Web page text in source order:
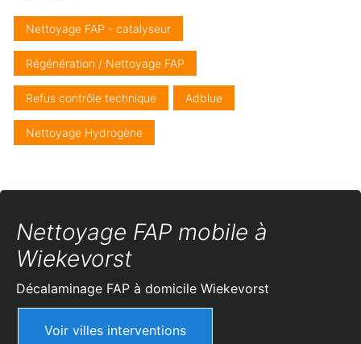
Nettoyage FAP - catalyseur
Régénération / Nettoyage FAP
Refus contrôle technique Adblue
Nettoyage Hydrogène
Nettoyage FAP mobile à
Wiekevorst
Décalaminage FAP à domicile Wiekevorst
Voir villes interventions